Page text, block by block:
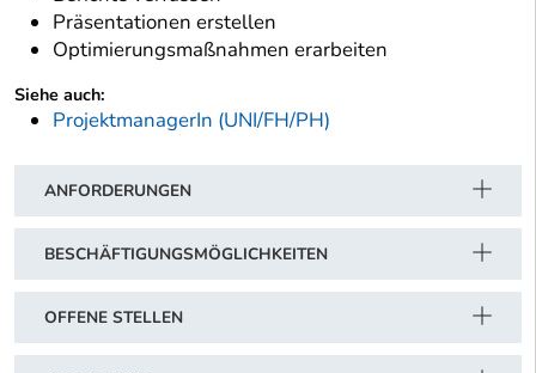
Präsentationen erstellen
Optimierungsmaßnahmen erarbeiten
Siehe auch:
ProjektmanagerIn (UNI/FH/PH)
ANFORDERUNGEN
BESCHÄFTIGUNGSMÖGLICHKEITEN
OFFENE STELLEN